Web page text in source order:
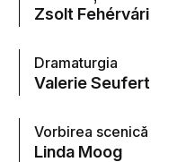
Zsolt Fehérvári
Dramaturgia
Valerie Seufert
Vorbirea scenică
Linda Moog